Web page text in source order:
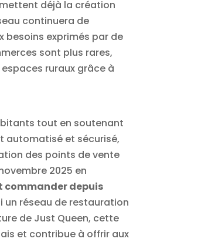
déjà la création
continuera de
besoins exprimés par de
sont plus rares,
ruraux grâce à
tout en soutenant
automatisé et sécurisé,
des points de vente
2025 en
commander depuis
un réseau de restauration
de Just Queen, cette
et contribue à offrir aux